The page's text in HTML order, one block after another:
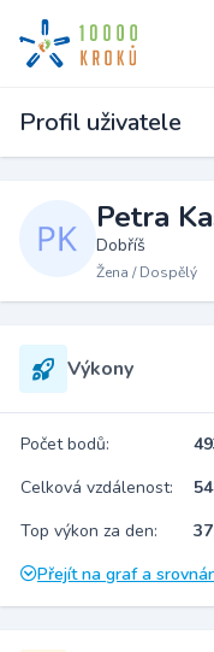
Profil uživatele
Petra
Dobříš
Žena / Dospělý
Výkony
Počet bodů:
Celková vzdálenost:
Top výkon za den:
Přejít na graf a